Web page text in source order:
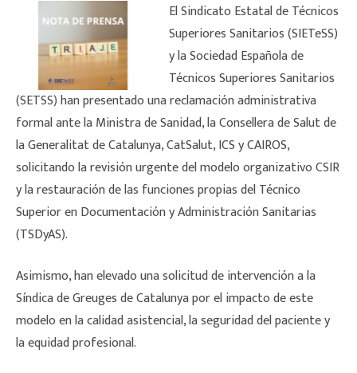
El Sindicato Estatal de Técnicos
Superiores Sanitarios (SIETeSS)
y la Sociedad Española de
Técnicos Superiores Sanitarios
(SETSS) han presentado una reclamación administrativa
formal ante la Ministra de Sanidad, la Consellera de Salut de
la Generalitat de Catalunya, CatSalut, ICS y CAIROS,
solicitando la revisión urgente del modelo organizativo CSIR
y la restauración de las funciones propias del Técnico
Superior en Documentación y Administración Sanitarias
(TSDyAS).
Asimismo, han elevado una solicitud de intervención a la
Síndica de Greuges de Catalunya por el impacto de este
modelo en la calidad asistencial, la seguridad del paciente y
la equidad profesional.